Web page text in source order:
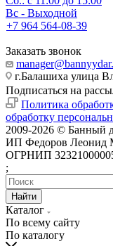
Вс - Выходной
+7 964 564-08-39
Заказать звонок
г.Балашиха улица
Подписаться на
Политика
обработку
2009-2026 © Банный
ИП Федоров Леонид
ОГРНИП
;
Найти
Каталог
По всему сайту
По каталогу